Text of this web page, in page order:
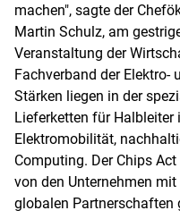
machen", sagte der
Martin Schulz, am
Veranstaltung der
Fachverband der Elektro-
Stärken liegen in der
Lieferketten für
Elektromobilität,
Computing. Der Chips
von den Unternehmen
globalen Partnerschaften